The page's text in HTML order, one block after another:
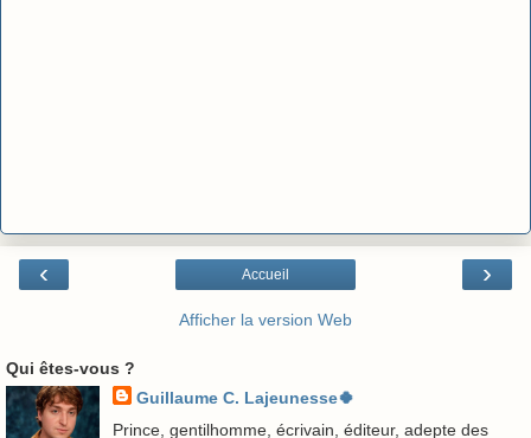
‹ ›
Accueil
Afficher la version Web
Qui êtes-vous ?
Guillaume C. Lajeunesse🍀
Prince, gentilhomme, écrivain, éditeur, adepte des